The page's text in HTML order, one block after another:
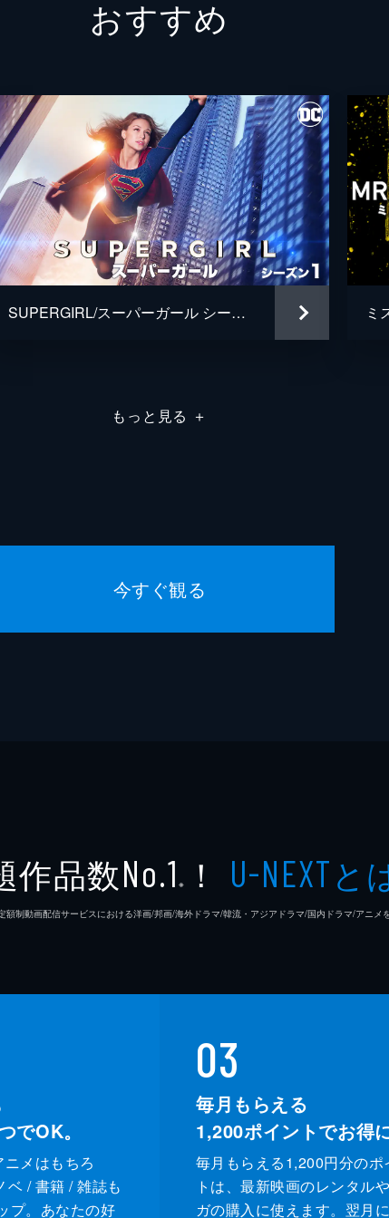
おすすめ
SUPERGIRL/スーパーガール シーズン1 ミ
もっと見る ＋
今すぐ観る
作品数No.1 ※ ！ U-NEXTと
制動画配信サービスにおける洋画/邦画/海外ドラマ/韓流・アジアドラマ/国内ドラマ/アニメ
でOK。
メはもちろ
ベ / 書籍 / 雑誌も
プ。あなたの好
03
毎月もらえる
1,200ポイントでお得に
毎月もらえる1,200円分のポ
トは、最新映画のレンタル
ガの購入に使えます。翌月